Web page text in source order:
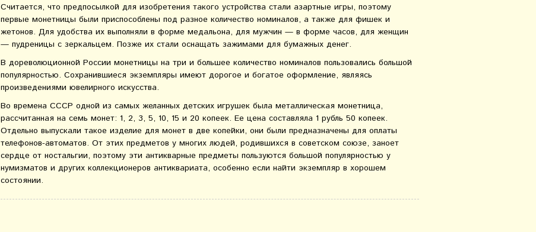
Считается, что предпосылкой для изобретения такого устройства стали азартные игры, поэтому
первые монетницы были приспособлены под разное количество номиналов, а также для фишек и
жетонов. Для удобства их выполняли в форме медальона, для мужчин — в форме часов, для женщин
— пудреницы с зеркальцем. Позже их стали оснащать зажимами для бумажных денег.
В дореволюционной России монетницы на три и большее количество номиналов пользовались большой
популярностью. Сохранившиеся экземпляры имеют дорогое и богатое оформление, являясь
произведениями ювелирного искусства.
Во времена СССР одной из самых желанных детских игрушек была металлическая монетница,
рассчитанная на семь монет: 1, 2, 3, 5, 10, 15 и 20 копеек. Ее цена составляла 1 рубль 50 копеек.
Отдельно выпускали такое изделие для монет в две копейки, они были предназначены для оплаты
телефонов-автоматов. От этих предметов у многих людей, родившихся в советском союзе, заноет
сердце от ностальгии, поэтому эти антикварные предметы пользуются большой популярностью у
нумизматов и других коллекционеров антиквариата, особенно если найти экземпляр в хорошем
состоянии.